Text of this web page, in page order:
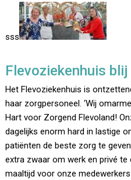
sss
Flevoziekenhuis
Het Flevoziekenhuis is
haar zorgpersoneel. ‘Wij
Hart voor Zorgend Flevoland!
dagelijks enorm hard in lastige
patiënten de beste zorg te
extra zwaar om werk en privé te
maaltijd voor onze